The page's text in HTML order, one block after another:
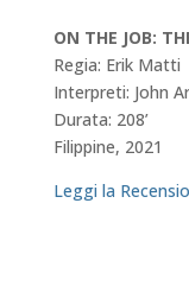
ON THE JOB:
Regia: Erik Matti
Interpreti: John
Durata: 208’
Filippine, 2021
Leggi la